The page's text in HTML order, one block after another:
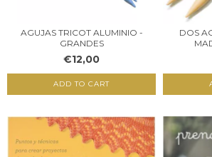
AGUJAS TRICOT ALUMINIO -
GRANDES
€12,00
ADD TO CART
DOS